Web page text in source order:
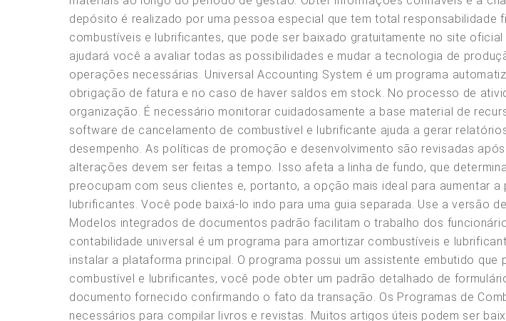
depósito é realizado por uma pessoa especial que tem total
combustíveis e lubrificantes, que pode ser baixado gratuitamente no site
ajudará você a avaliar todas as possibilidades e mudar a tecnologia de
operações necessárias. Universal Accounting System é um programa
obrigação de fatura e no caso de haver saldos em stock. No processo de
organização. É necessário monitorar cuidadosamente a base material de
software de cancelamento de combustível e lubrificante ajuda a gerar
desempenho. As políticas de promoção e desenvolvimento são revisadas
alterações devem ser feitas a tempo. Isso afeta a linha de fundo, que
preocupam com seus clientes e, portanto, a opção mais ideal para aumentar
lubrificantes. Você pode baixá-lo indo para uma guia separada. Use a versão
Modelos integrados de documentos padrão facilitam o trabalho dos
contabilidade universal é um programa para amortizar combustíveis e
instalar a plataforma principal. O programa possui um assistente embutido
combustível e lubrificantes, você pode obter um padrão detalhado de
documento fornecido confirmando o fato da transação. Os Programas de
necessários para compilar livros e revistas. Muitos artigos úteis podem ser